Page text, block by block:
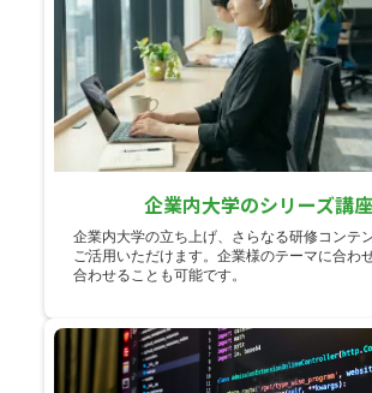
企業内大学のシリーズ講
企業内大学の立ち上げ、さらなる研修コンテ
ご活用いただけます。企業様のテーマに合わ
合わせることも可能です。